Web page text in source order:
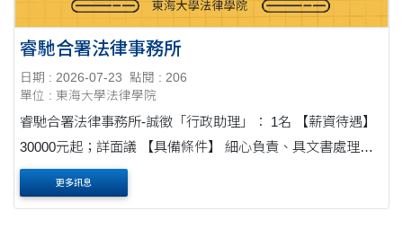
睿馳合署法律事務所
日期 : 2026-07-23
點閱 : 206
單位 : 東海大學法律學院
睿馳合署法律事務所-誠徵「行政助理」： 1名 【薪資待遇】
30000元起；詳面議 【具備條件】 細心負責、具文書處理能
力 積極主動、具團隊合作及與溝通能力 【應徵方式】 有意應
徵者請備妥履歴表、自傳....
更多訊息